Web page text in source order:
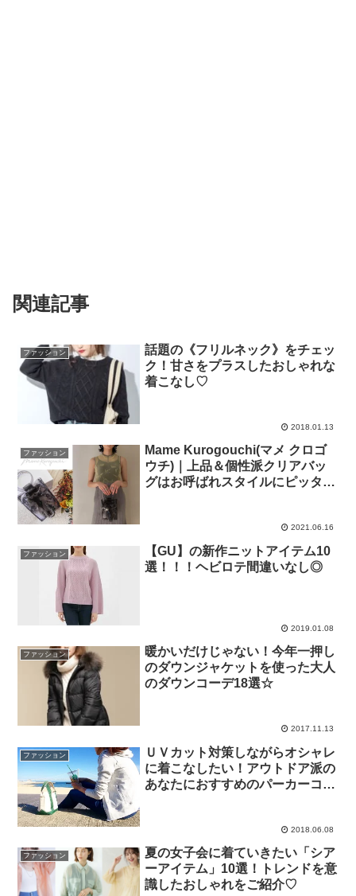
関連記事
ファッション
話題の《フリルネック》をチェッ
ク！甘さをプラスしたおしゃれな
着こなし♡
2018.01.13
ファッション
Mame Kurogouchi(マメ クロゴ
ウチ)｜上品＆個性派クリアバッ
グはお呼ばれスタイルにピッタリ
2021.06.16
ファッション
【GU】の新作ニットアイテム10
選！！！ヘビロテ間違いなし◎
2019.01.08
ファッション
暖かいだけじゃない！今年一押し
のダウンジャケットを使った大人
のダウンコーデ18選☆
2017.11.13
ファッション
ＵＶカット対策しながらオシャレ
に着こなしたい！アウトドア派の
あなたにおすすめのパーカーコー
2018.06.08
ファッション
夏の女子会に着ていきたい「シア
ーアイテム」10選！トレンドを意
識したおしゃれをご紹介♡